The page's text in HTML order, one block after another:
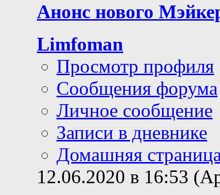
Анонс нового
Limfoman
Просмотр профиля
Сообщения форума
Личное сообщение
Записи в дневнике
Домашняя
12.06.2020 в 16:53